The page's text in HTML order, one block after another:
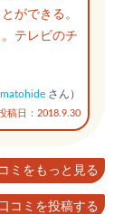
ができる。
テレビのチ
matohide さん）
稿日：2018.9.30
ミをもっと見る
コミを投稿する